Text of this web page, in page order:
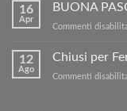
16
Apr
BUONA
Commenti
12
Ago
Chiusi per
Commenti